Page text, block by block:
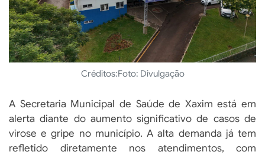
Créditos:Foto: Divulgação
A Secretaria Municipal de Saúde de Xaxim está em
alerta diante do aumento significativo de casos de
virose e gripe no município. A alta demanda já tem
refletido diretamente nos atendimentos, com